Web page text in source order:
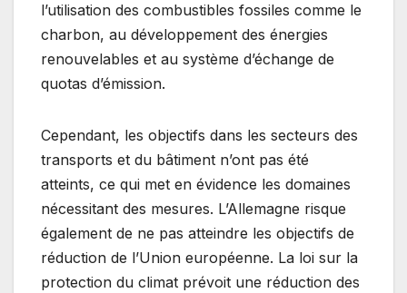
l’utilisation des combustibles fossiles comme le
charbon, au développement des énergies
renouvelables et au système d’échange de
quotas d’émission.
Cependant, les objectifs dans les secteurs des
transports et du bâtiment n’ont pas été
atteints, ce qui met en évidence les domaines
nécessitant des mesures. L’Allemagne risque
également de ne pas atteindre les objectifs de
réduction de l’Union européenne. La loi sur la
protection du climat prévoit une réduction des